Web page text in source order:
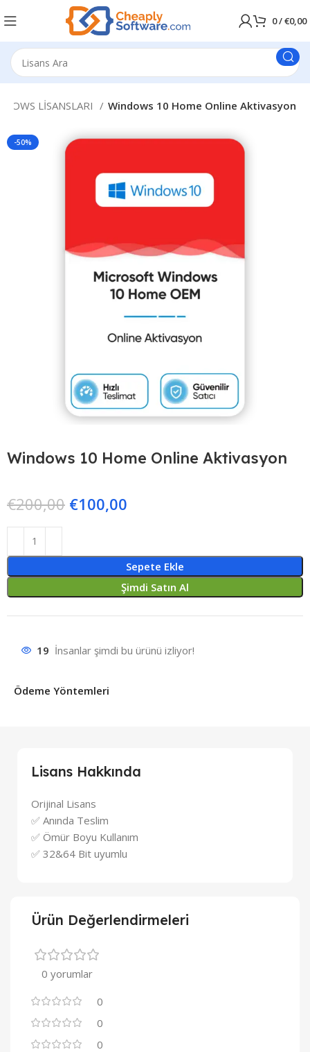
0/€0,00
LİSANSLARI Windows 10 Home Online Aktivasyon
-50%
Windows 10 Home Online Aktivasyon
€200,00 €100,00
Sepete Ekle
Şimdi Satın Al
19 İnsanlar şimdi bu ürünü izliyor!
Ödeme Yöntemleri
Lisans Hakkında
Orijinal Lisans
✅ Anında Teslim
✅ Ömür Boyu Kullanım
✅ 32&64 Bit uyumlu
Ürün Değerlendirmeleri
0 yorumlar
0
0
0